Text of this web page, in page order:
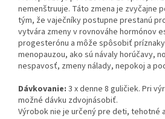
nemenštruuje. Táto zmena je zvyčajne
tým, že vaječníky postupne prestanú
vytvára zmeny v rovnováhe hormónov
progesterónu a môže spôsobiť
menopauzou, ako sú návaly horúčavy,
nespavosť, zmeny nálady, nepokoj a
Dávkovanie: 3 x denne 8 guličiek. Pri
možné dávku zdvojnásobiť.
Výrobok nie je určený pre deti, tehotné